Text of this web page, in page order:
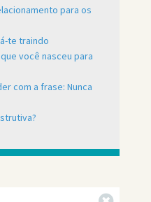
para os
te traindo
você nasceu para
com a frase: Nunca